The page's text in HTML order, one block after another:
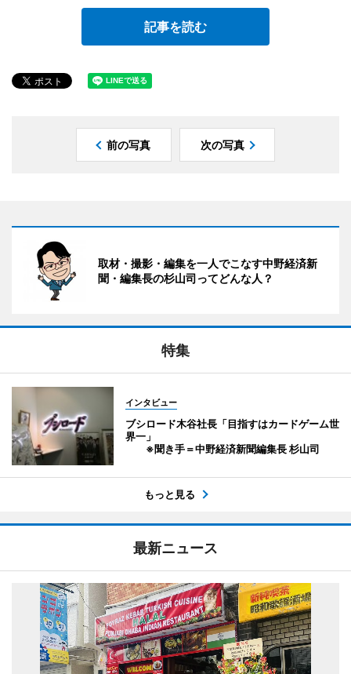
記事を読む
前の写真 次の写真
取材・撮影・編集を一人でこなす中野経済新
聞・編集長の杉山司ってどんな人？
特集
インタビュー
ブシロード木谷社長「目指すはカードゲーム世
界一」
※聞き手＝中野経済新聞編集長 杉山司
もっと見る
最新ニュース